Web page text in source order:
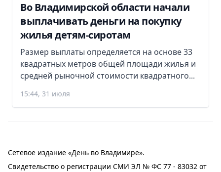
Во Владимирской области начали
выплачивать деньги на покупку
жилья детям-сиротам
Размер выплаты определяется на основе 33
квадратных метров общей площади жилья и
средней рыночной стоимости квадратного...
15:44, 31 июля
Сетевое издание «День во Владимире».
Свидетельство о регистрации СМИ ЭЛ № ФС 77 - 83032 от